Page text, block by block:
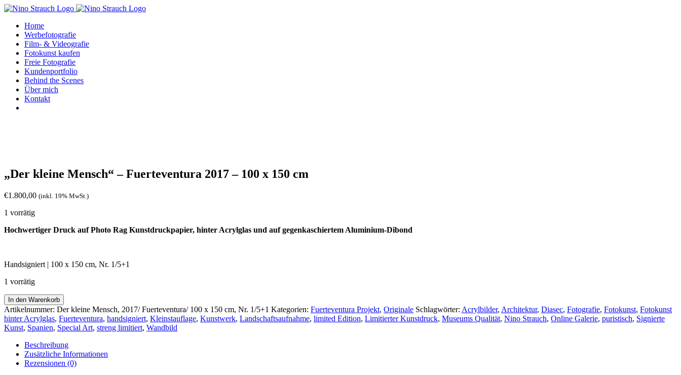
Zum
springenHome
Werbefotografie
Film- & Videografie
Fotokunst kaufen
Freie Fotografie
Kundenportfolio
Behind the Scenes
Über mich
Kontakt
„Der kleine Mensch“ – Fuerteventura 2017 – 100 x 150 cm
€1.800,00 (inkl. 19% MwSt.)
1 vorrätig
Hochwertiger Druck auf Photo Rag Kunstdruckpapier, hinter Acrylglas und auf gegenkaschiertem Aluminium-Dibond
Handsigniert | 100 x 150 cm, Nr. 1/5+1
1 vorrätig
"Der
kleine
Mensch"
–
Fuerteventura
2017
In den Warenkorb
Artikelnummer: Der kleine Mensch, 2017/ Fuerteventura/ 100 x 150 cm, Nr. 1/5+1 Kategorien: Fuerteventura Projekt, Originale Schlagwörter: Acrylbilder, Architektur, Diasec, Fotografie, Fotokunst, Fotokunst
hinter Acrylglas, Fuerteventura, handsigniert, Kleinstauflage, Kunstwerk, Landschaftsaufnahme, limited Edition, Limitierter Kunstdruck, Museums Qualität, Nino Strauch, Online Galerie, puristisch, Signierte
Kunst, Spanien, Special Art, streng limitiert, Wandbild
Beschreibung
Zusätzliche Informationen
Rezensionen (0)